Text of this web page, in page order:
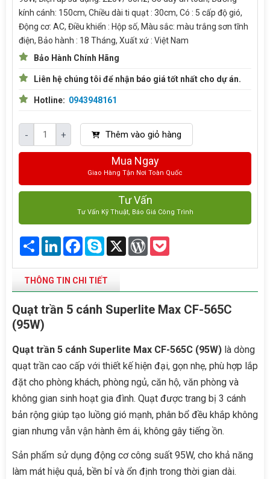
kính cánh: 150cm, Chiều dài ti quạt : 30cm, Có : 5 cấp độ gió,
Động cơ: AC, Điều khiển : Hộp số, Màu sắc: màu trắng sơn tĩnh
điện, Bảo hành : 18 Tháng, Xuất xứ : Việt Nam
Bảo Hành Chính Hãng
Liên hệ chúng tôi để nhận báo giá tốt nhất cho dự án.
Hotline: 0943948161
- + Thêm vào giỏ hàng
Mua Ngay
Giao Hàng Tận Nơi Toàn Quốc
Tư Vấn
Tư Vấn Kỹ Thuật, Báo Giá Công Trình
Share LinkedInFacebook
Skype X WordPress
THÔNG TIN CHI TIẾT
Quạt trần 5 cánh Superlite Max CF-565C
(95W)
Quạt trần 5 cánh Superlite Max CF-565C (95W) là dòng
quạt trần cao cấp với thiết kế hiện đại, gọn nhẹ, phù hợp lắp
đặt cho phòng khách, phòng ngủ, căn hộ, văn phòng và
không gian sinh hoạt gia đình. Quạt được trang bị 3 cánh
bản rộng giúp tạo luồng gió mạnh, phân bổ đều khắp không
gian nhưng vẫn vận hành êm ái, không gây tiếng ồn.
Sản phẩm sử dụng động cơ công suất 95W, cho khả năng
làm mát hiệu quả, bền bỉ và ổn định trong thời gian dài.